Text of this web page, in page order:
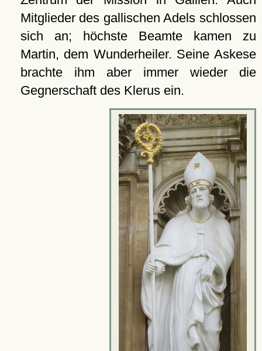
Mitglieder des gallischen Adels schlossen
sich an; höchste Beamte kamen zu
Martin, dem Wunderheiler. Seine Askese
brachte ihm aber immer wieder die
Gegnerschaft des Klerus ein.